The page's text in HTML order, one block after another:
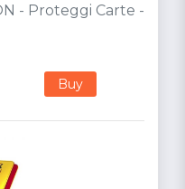
- Proteggi Carte -
Buy